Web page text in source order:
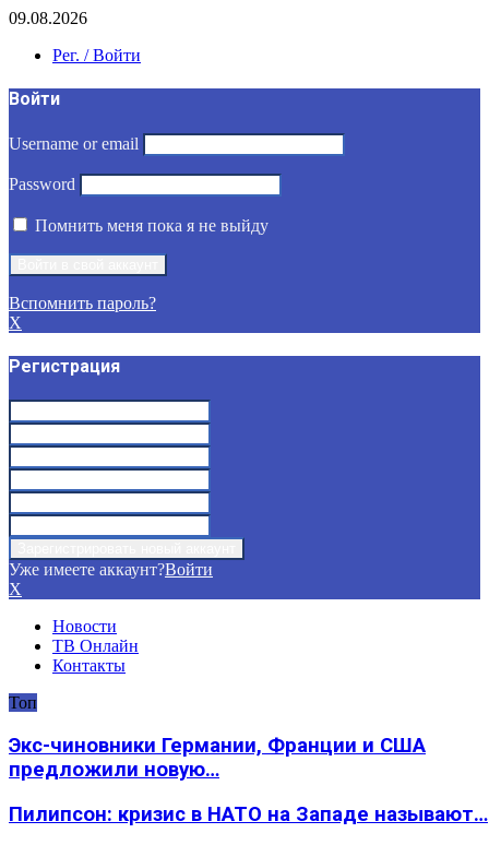
09.08.2026
Рег. / Войти
Войти
Username or email
Password
Помнить меня пока я не выйду
Вспомнить пароль?
X
Регистрация
Уже имеете аккаунт?Войти
X
Новости
ТВ Онлайн
Контакты
Топ
Экс-чиновники Германии, Франции и США
предложили новую…
Пилипсон: кризис в НАТО на Западе называют…